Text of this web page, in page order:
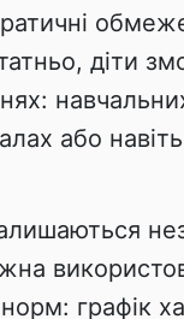
діти
або
графік